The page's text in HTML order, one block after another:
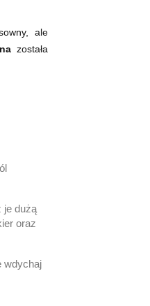
ale
została
je dużą
oraz
wdychaj